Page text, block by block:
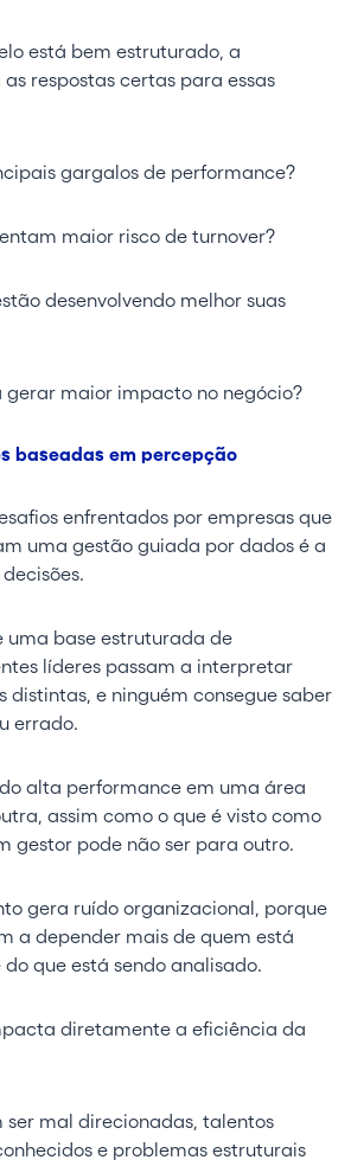
está bem estruturado, a
respostas certas para essas
gargalos de performance?
maior risco de turnover?
desenvolvendo melhor suas
gerar maior impacto no negócio?
baseadas em percepção
enfrentados por empresas que
uma gestão guiada por dados é a
uma base estruturada de
líderes passam a interpretar
distintas, e ninguém consegue saber
errado.
alta performance em uma área
assim como o que é visto como
gestor pode não ser para outro.
gera ruído organizacional, porque
a depender mais de quem está
que está sendo analisado.
diretamente a eficiência da
ser mal direcionadas, talentos
e problemas estruturais